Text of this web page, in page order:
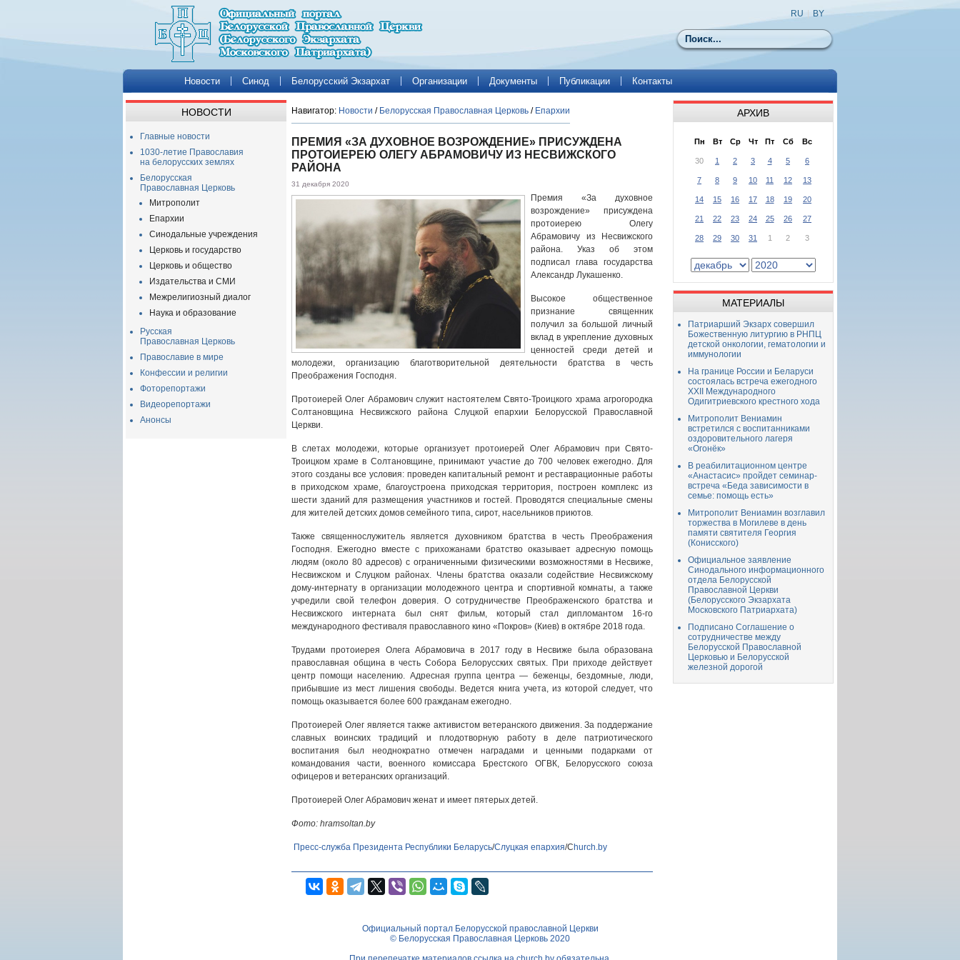
Поиск
RU BY
Новости Синод Белорусский Экзархат Организации Документы Публикации Контакты
НОВОСТИ
Главные новости
1030-летие Православия
на белорусских землях
Белорусская
Православная Церковь
Митрополит
Епархии
Синодальные учреждения
Церковь и государство
Церковь и общество
Издательства и СМИ
Межрелигиозный диалог
Наука и образование
Русская
Православная Церковь
Православие в мире
Конфессии и религии
Фоторепортажи
Видеорепортажи
Анонсы
Навигатор: Новости / Белорусская Православная Церковь / Епархии
ПРЕМИЯ «ЗА ДУХОВНОЕ ВОЗРОЖДЕНИЕ» ПРИСУЖДЕНА
ПРОТОИЕРЕЮ ОЛЕГУ АБРАМОВИЧУ ИЗ НЕСВИЖСКОГО
РАЙОНА
31 декабря 2020
Премия «За духовное
возрождение» присуждена
протоиерею Олегу
Абрамовичу из Несвижского
района. Указ об этом
подписал глава государства
Александр Лукашенко.
Высокое общественное
признание священник
получил за большой личный
вклад в укрепление духовных
ценностей среди детей и
молодежи, организацию благотворительной деятельности братства в честь
Преображения Господня.
Протоиерей Олег Абрамович служит настоятелем Свято-Троицкого храма агрогородка
Солтановщина Несвижского района Слуцкой епархии Белорусской Православной
Церкви.
В слетах молодежи, которые организует протоиерей Олег Абрамович при Свято-
Троицком храме в Солтановщине, принимают участие до 700 человек ежегодно. Для
этого созданы все условия: проведен капитальный ремонт и реставрационные работы
в приходском храме, благоустроена приходская территория, построен комплекс из
шести зданий для размещения участников и гостей. Проводятся специальные смены
для жителей детских домов семейного типа, сирот, насельников приютов.
Также священнослужитель является духовником братства в честь Преображения
Господня. Ежегодно вместе с прихожанами братство оказывает адресную помощь
людям (около 80 адресов) с ограниченными физическими возможностями в Несвиже,
Несвижском и Слуцком районах. Члены братства оказали содействие Несвижскому
дому-интернату в организации молодежного центра и спортивной комнаты, а также
учредили свой телефон доверия. О сотрудничестве Преображенского братства и
Несвижского интерната был снят фильм, который стал дипломантом 16-го
международного фестиваля православного кино «Покров» (Киев) в октябре 2018 года.
Трудами протоиерея Олега Абрамовича в 2017 году в Несвиже была образована
православная община в честь Собора Белорусских святых. При приходе действует
центр помощи населению. Адресная группа центра — беженцы, бездомные, люди,
прибывшие из мест лишения свободы. Ведется книга учета, из которой следует, что
помощь оказывается более 600 гражданам ежегодно.
Протоиерей Олег является также активистом ветеранского движения. За поддержание
славных воинских традиций и плодотворную работу в деле патриотического
воспитания был неоднократно отмечен наградами и ценными подарками от
командования части, военного комиссара Брестского ОГВК, Белорусского союза
офицеров и ветеранских организаций.
Протоиерей Олег Абрамович женат и имеет пятерых детей.
Фото: hramsoltan.by
Пресс-служба Президента Республики Беларусь/Слуцкая епархия/C hurch.by
АРХИВ
Пн Вт Ср Чт Пт Сб Вс
30 1 2 3 4 5 6
7 8 9 10 11 12 13
14 15 16 17 18 19 20
21 22 23 24 25 26 27
28 29 30 31 1 2 3
МАТЕРИАЛЫ
Патриарший Экзарх совершил
Божественную литургию в РНПЦ
детской онкологии, гематологии и
иммунологии
На границе России и Беларуси
состоялась встреча ежегодного
XXII Международного
Одигитриевского крестного хода
Митрополит Вениамин
встретился с воспитанниками
оздоровительного лагеря
«Огонёк»
В реабилитационном центре
«Анастасис» пройдет семинар-
встреча «Беда зависимости в
семье: помощь есть»
Митрополит Вениамин возглавил
торжества в Могилеве в день
памяти святителя Георгия
(Конисского)
Официальное заявление
Синодального информационного
отдела Белорусской
Православной Церкви
(Белорусского Экзархата
Московского Патриархата)
Подписано Соглашение о
сотрудничестве между
Белорусской Православной
Церковью и Белорусской
железной дорогой
Официальный портал Белорусской православной Церкви
© Белорусская Православная Церковь 2020